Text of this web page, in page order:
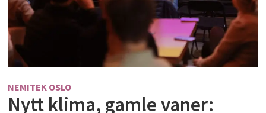
NEMITEK OSLO
Nytt klima, gamle vaner: